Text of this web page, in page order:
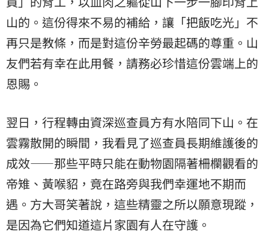
山的。這份得來不易的補給，讓「把飯吃光」不
再只是教條，而是對這份辛勞最起碼的尊重。山
友們若有幸在此用餐，請務必珍惜這份雲端上的
恩賜。
翌日，行程轉由資深巡查員方有水陪同下山。在
雲霧散開的瞬間，我看見了巡查員長期維護後的
成效——那些平時只能在動物園隔著柵欄觀看的
帝雉、黃喉貂，竟在路旁與我們幸運地不期而
遇。方大哥笑著說，這些精靈之所以願意現蹤，
是因為它們知道這片家園有人在守護。